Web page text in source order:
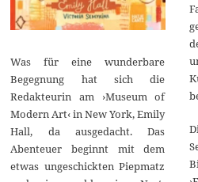
Was für eine wunderbare
Begegnung hat sich die
Redakteurin am ›Museum of
Modern Art‹ in New York, Emily
Hall, da ausgedacht. Das
Abenteuer beginnt mit dem
etwas ungeschickten Piepmatz